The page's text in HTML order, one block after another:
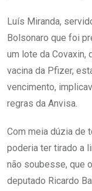
Luís Miranda,
Bolsonaro que foi
um lote da Covaxin,
vacina da Pfizer,
vencimento,
regras da Anvisa.
Com meia dúzia de
poderia ter tirado a
não soubesse, que
deputado Ricardo